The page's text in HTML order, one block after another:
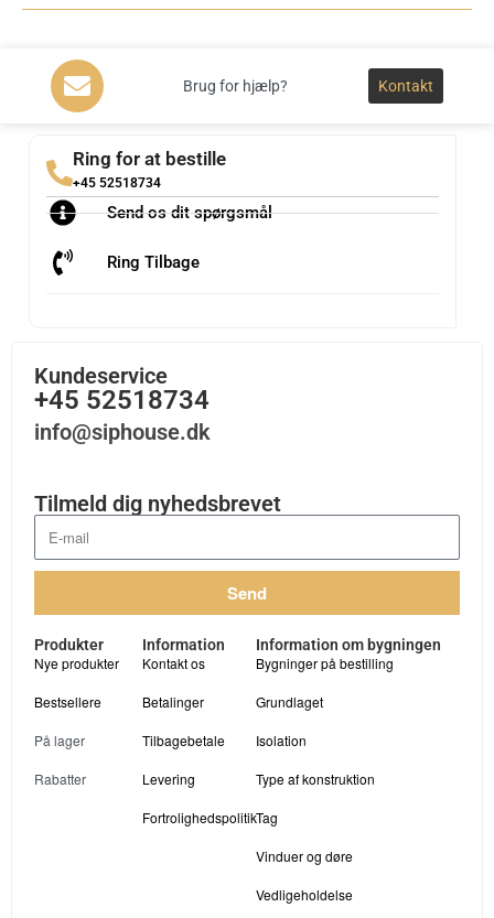
Brug for hjælp? Kontakt
Ring for at bestille
+45 52518734
Send os dit spørgsmål
Ring Tilbage
Kundeservice
+45 52518734
info@siphouse.dk
Tilmeld dig nyhedsbrevet
Send
Produkter
Nye produkter
Bestsellere
På lager
Rabatter
Information
Kontakt os
Betalinger
Tilbagebetale
Levering
Fortrolighedspolitik
Information om bygningen
Bygninger på bestilling
Grundlaget
Isolation
Type af konstruktion
Tag
Vinduer og døre
Vedligeholdelse